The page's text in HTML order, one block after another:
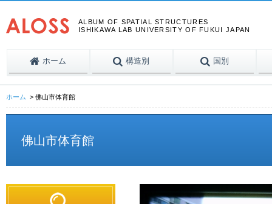
ALBUM OF SPATIAL STRUCTURES
ISHIKAWA LAB UNIVERSITY OF FUKUI JAPAN
ホーム 構造別 国別
ホーム 佛山市体育館
佛山市体育館